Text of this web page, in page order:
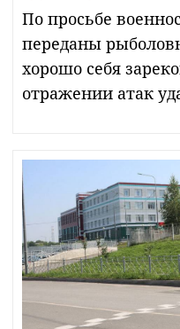
По просьбе
переданы
хорошо себя
отражении атак